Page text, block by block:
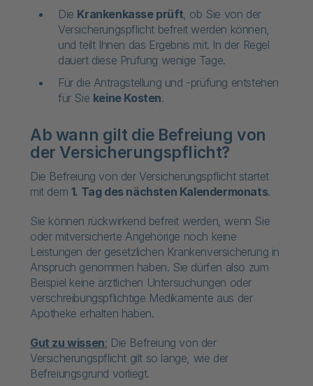
Die Krankenkasse prüft, ob Sie von der
Versicherungspflicht befreit werden können,
und teilt Ihnen das Ergebnis mit. In der Regel
dauert diese Prüfung wenige Tage.
Für die Antragstellung und -prüfung entstehen
für Sie keine Kosten.
Ab wann gilt die Befreiung von
der Versicherungspflicht?
Die Befreiung von der Versicherungspflicht startet
mit dem 1. Tag des nächsten Kalendermonats.
Sie können rückwirkend befreit werden, wenn Sie
oder mitversicherte Angehörige noch keine
Leistungen der gesetzlichen Krankenversicherung in
Anspruch genommen haben. Sie dürfen also zum
Beispiel keine ärztlichen Untersuchungen oder
verschreibungspflichtige Medikamente aus der
Apotheke erhalten haben.
Gut zu wissen: Die Befreiung von der
Versicherungspflicht gilt so lange, wie der
Befreiungsgrund vorliegt.